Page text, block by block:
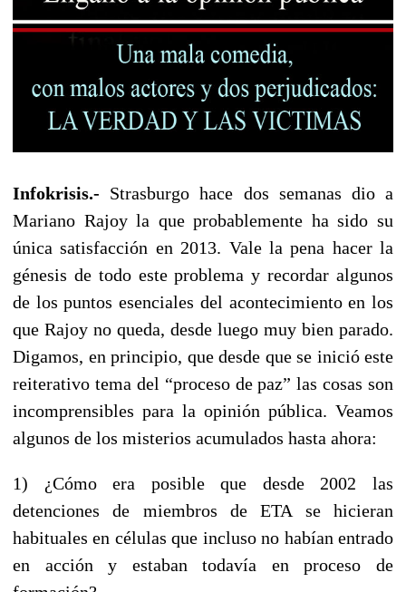
Infokrisis.- Strasburgo hace dos semanas dio a
Mariano Rajoy la que probablemente ha sido su
única satisfacción en 2013. Vale la pena hacer la
génesis de todo este problema y recordar algunos
de los puntos esenciales del acontecimiento en los
que Rajoy no queda, desde luego muy bien parado.
Digamos, en principio, que desde que se inició este
reiterativo tema del “proceso de paz” las cosas son
incomprensibles para la opinión pública. Veamos
algunos de los misterios acumulados hasta ahora:
1) ¿Cómo era posible que desde 2002 las
detenciones de miembros de ETA se hicieran
habituales en células que incluso no habían entrado
en acción y estaban todavía en proceso de